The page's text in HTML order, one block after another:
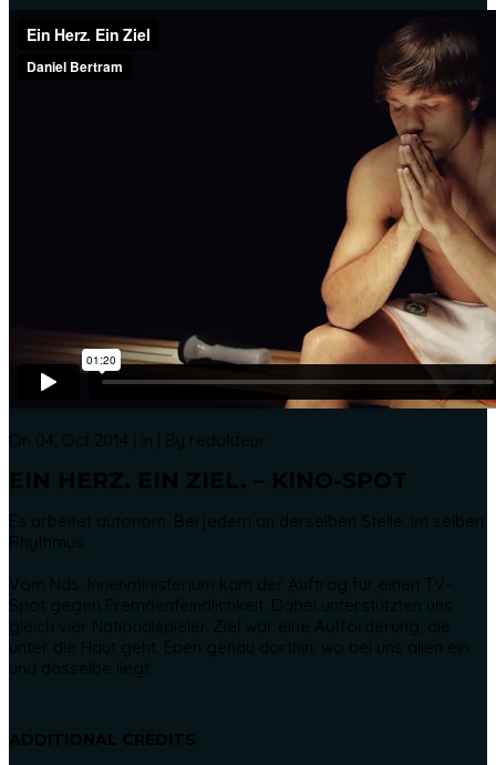
On 04, Oct 2014 | In | By redakteur
EIN HERZ. EIN ZIEL. – KINO-SPOT
Es arbeitet autonom. Bei jedem an derselben Stelle. Im selben
Rhythmus.
Vom Nds. Innenministerium kam der Auftrag für einen TV-
Spot gegen Fremdenfeindlichkeit. Dabei unterstützten uns
gleich vier Nationalspieler. Ziel war eine Aufforderung, die
unter die Haut geht. Eben genau dorthin, wo bei uns allen ein
und dasselbe liegt.
ADDITIONAL CREDITS